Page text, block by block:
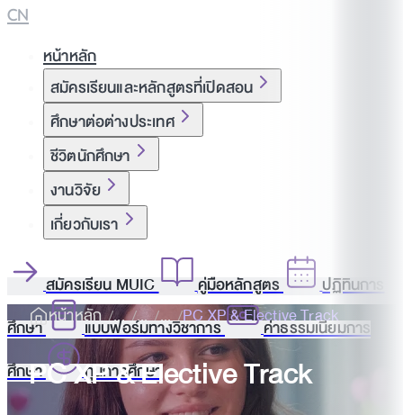
CN
หน้าหลัก
สมัครเรียนและหลักสูตรที่เปิดสอน
ศึกษาต่อต่างประเทศ
ชีวิตนักศึกษา
งานวิจัย
เกี่ยวกับเรา
สมัครเรียน MUIC คู่มือหลักสูตร
ปฏิทินการ
ศึกษา
แบบฟอร์มทางวิชาการ
ค่าธรรมเนียมการ
ศึกษา
ทุนการศึกษา
หน้าหลัก PC XP & Elective Track
PC XP & Elective Track